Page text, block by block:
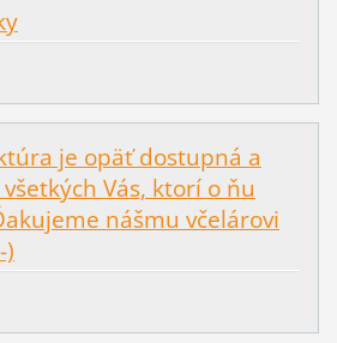
je opäť dostupná a
Vás, ktorí o ňu
nášmu včelárovi
)